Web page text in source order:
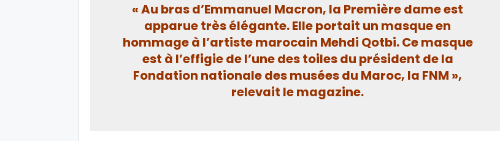
« Au bras d’Emmanuel Macron, la Première dame est
apparue très élégante. Elle portait un masque en
hommage à l’artiste marocain Mehdi Qotbi. Ce masque
est à l’effigie de l’une des toiles du président de la
Fondation nationale des musées du Maroc, la FNM »,
relevait le magazine.